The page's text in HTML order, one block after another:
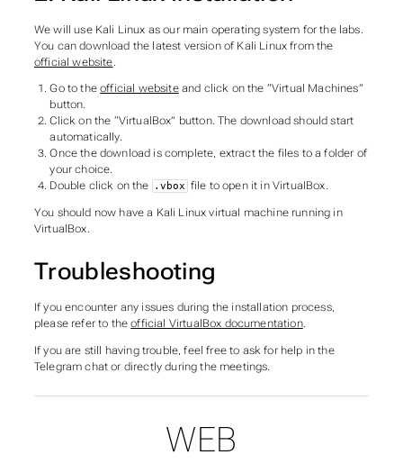
We will use Kali Linux as our main operating system for the labs.
You can download the latest version of Kali Linux from the
official website
Go to theofficial websiteand click on the “Virtual Machines”
button.
Click on the “VirtualBox” button. The download should start
automatically.
Once the download is complete, extract the files to a folder of
your choice.
Double click on the
.vbox file to open it in VirtualBox.
You should now have a Kali Linux virtual machine running in
VirtualBox.
Troubleshooting
If you encounter any issues during the installation process,
please refer to theofficial VirtualBox documentation.
If you are still having trouble, feel free to ask for help in the
Telegram chat or directly during the meetings.
WEB